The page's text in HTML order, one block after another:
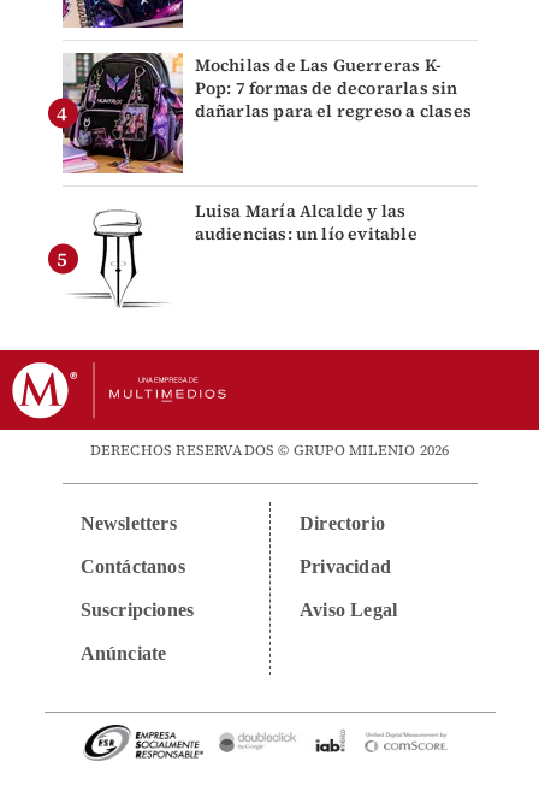
Mochilas de Las Guerreras K-
Pop: 7 formas de decorarlas sin
dañarlas para el regreso a clases
Luisa María Alcalde y las
audiencias: un lío evitable
DERECHOS RESERVADOS © GRUPO MILENIO 2026
Newsletters
Contáctanos
Suscripciones
Anúnciate
Directorio
Privacidad
Aviso Legal